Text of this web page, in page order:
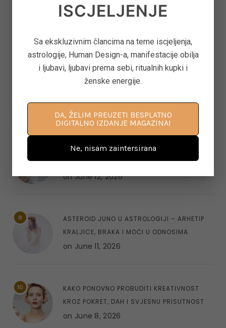
LJETO 2026.
KAKO OTPUSTITI POTREBU ZA KONTROLOM I
NAUČITI VJEROVATI SVOM UNUTARNJEM
June 22, 2026
‘CONTROL FREAK’ – KAKO OTPUSTITI
OPSESIVNU POTREBU ZA KONTROLOM
on June 12, 2026
9
ASTEROID JUNO U ASTROLOGIJI – ARHETIP
KRALJICE, BRAKA I MOĆI U ODNOSIMA
on June 11, 2026
10
KAKO PONOVNO PROBUDITI KREATIVNOST
KROZ POKRET, DAH I SVJESNU PRISUTNOST
on June 8, 2026
ISCJELJENJE
Sa ekskluzivnim člancima na teme iscjeljenja,
astrologije, Human Design-a, manifestacije obilja
i ljubavi, ljubavi prema sebi, ritualnih kupki i
ženske energije.
DA, ŽELIM PREUZETI BESPLATNO
DIGITALNO IZDANJE MAGAZINA!
Ne, nisam zaintersirana